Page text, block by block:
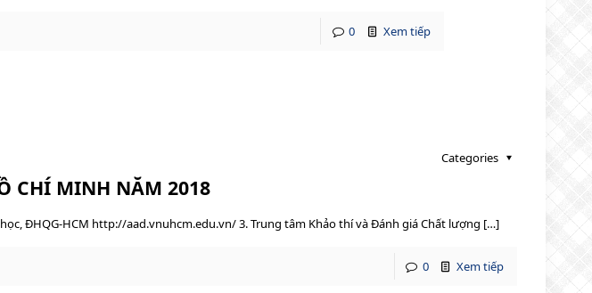
0 Xem tiếp
Categories
CHÍ MINH NĂM 2018
ĐHQG-HCM http://aad.vnuhcm.edu.vn/ 3. Trung tâm Khảo thí và Đánh giá Chất lượng […]
0 Xem tiếp